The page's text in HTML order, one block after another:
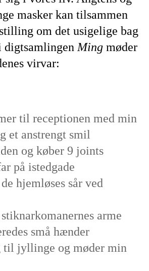
masker kan tilsammen
om det usigelige bag
digtsamlingenMing møder
virvar:
til receptionen med min
et anstrengt smil
og køber 9 joints
på istedgade
hjemløses sår ved
arme
små hænder
til jyllinge og møder min